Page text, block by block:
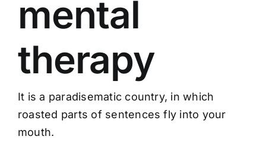
mental
therapy
It is a paradisematic country, in which
roasted parts of sentences fly into your
mouth.